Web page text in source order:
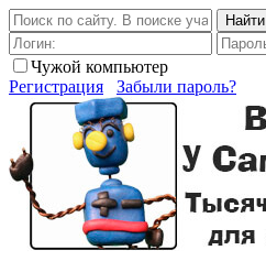
Найти
Чужой компьютер
Регистрация
Забыли пароль?